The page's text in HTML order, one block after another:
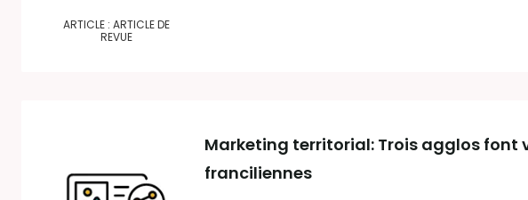
ARTICLE : ARTICLE DE
REVUE
Marketing territorial: Trois agglos font
franciliennes